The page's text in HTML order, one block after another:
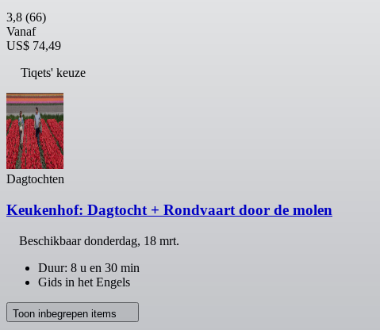
3,8 (66)
Vanaf
US$ 74,49
Tiqets' keuze
Dagtochten
Keukenhof: Dagtocht + Rondvaart door de molen
Beschikbaardonderdag, 18 mrt.
Duur: 8 u en 30 min
Gids in het Engels
Toon inbegrepen items